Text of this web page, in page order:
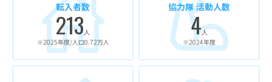
転入者数
213 人
※2025年度/人口0.72万人
協力隊 活動人数
4人
※2024年度